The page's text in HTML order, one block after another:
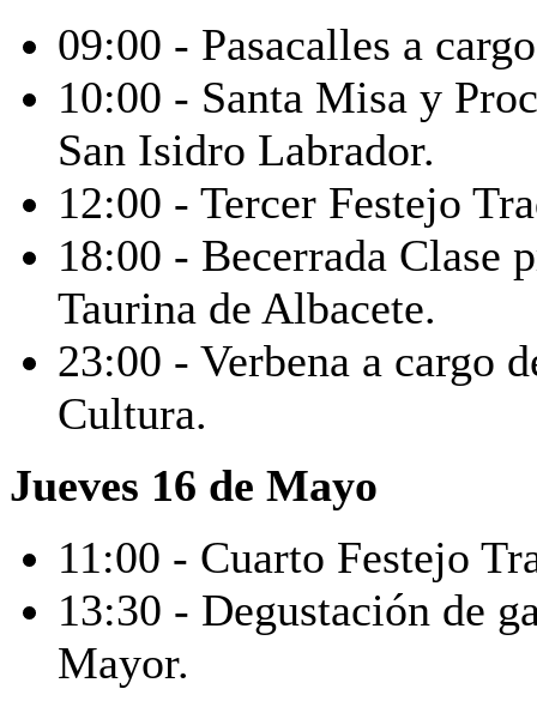
09:00 - Pasacalles a
10:00 - Santa Misa y
San Isidro Labrador.
12:00 - Tercer Festejo
18:00 - Becerrada Clase
Taurina de Albacete.
23:00 - Verbena a cargo
Cultura.
Jueves 16 de Mayo
11:00 - Cuarto Festejo
13:30 - Degustación de
Mayor.